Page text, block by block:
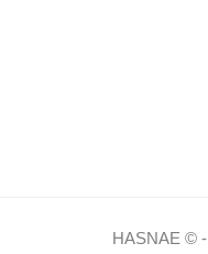
HASNAE © -